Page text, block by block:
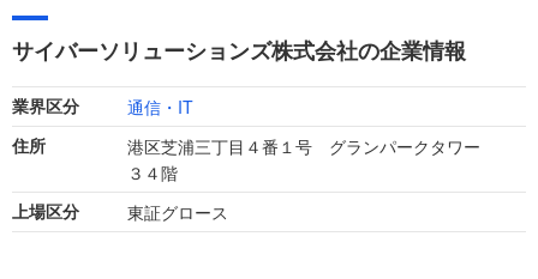
サイバーソリューションズ株式会社の企業情報
業界区分 通信・IT
住所
港区芝浦三丁目４番１号 グランパークタワー
３４階
上場区分 東証グロース